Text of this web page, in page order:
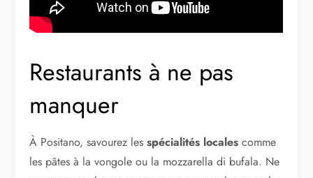
Restaurants à ne pas
manquer
À Positano, savourez lesspécialités locales comme
les pâtes à la vongole ou la mozzarella di bufala. Ne